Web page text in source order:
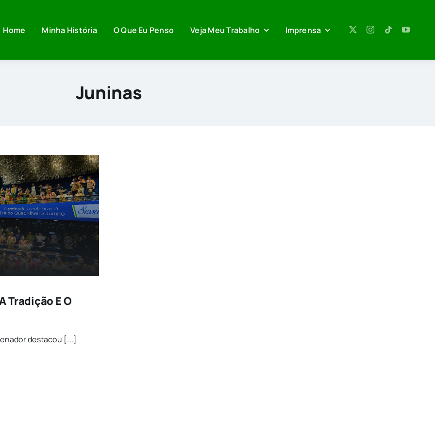
Home Minha História O Que Eu Penso Veja Meu Trabalho Imprensa
Juninas
Tradição E O
destacou [...]